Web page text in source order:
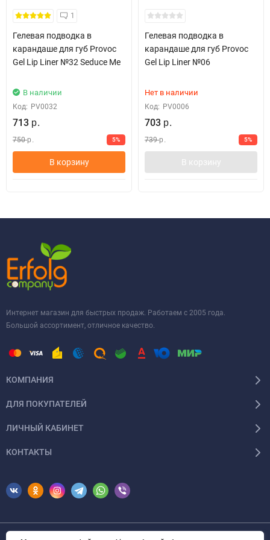
1
Гелевая подводка в
карандаше для губ Provoc
Gel Lip Liner №32 Seduce Me
В наличии
Код: PV0032
713 р.
750 р. 5%
В корзину
Гелевая подводка в
карандаше для губ Provoc
Gel Lip Liner №06
Нет в наличии
Код: PV0006
703 р.
739 р. 5%
В корзину
Интернет магазин для быстрых продаж. Работаем с 2005 года.
Большой ассортимент, отличное качество.
КОМПАНИЯ
ДЛЯ ПОКУПАТЕЛЕЙ
ЛИЧНЫЙ КАБИНЕТ
КОНТАКТЫ